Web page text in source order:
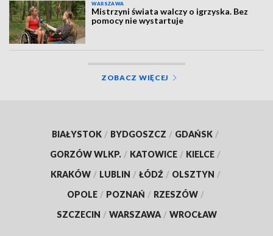
WARSZAWA
Mistrzyni świata walczy o igrzyska. Bez
pomocy nie wystartuje
ZOBACZ WIĘCEJ
BIAŁYSTOK / BYDGOSZCZ / GDAŃSK /
GORZÓW WLKP. / KATOWICE / KIELCE /
KRAKÓW / LUBLIN / ŁÓDŹ / OLSZTYN /
OPOLE / POZNAŃ / RZESZÓW /
SZCZECIN / WARSZAWA / WROCŁAW